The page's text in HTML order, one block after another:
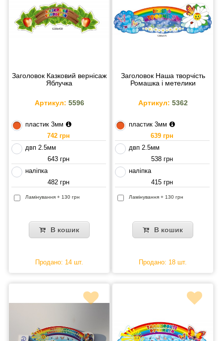
Заголовок Казковий вернісаж
Яблучка
Артикул: 5596
пластик 3мм
742 грн
двп 2.5мм
643 грн
наліпка
482 грн
Ламінування + 130 грн
В кошик
Продано: 14 шт.
Заголовок Наша творчість
Ромашка і метелики
Артикул: 5362
пластик 3мм
639 грн
двп 2.5мм
538 грн
наліпка
415 грн
Ламінування + 130 грн
В кошик
Продано: 18 шт.